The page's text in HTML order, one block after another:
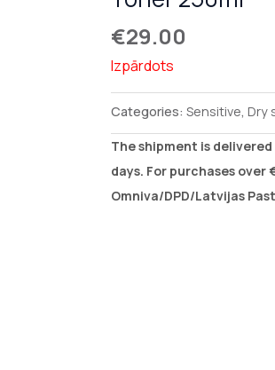
€29.00
Izpārdots
Categories:Sensitive,Dry
The shipment is
days. For purchases over
Omniva/DPD/Latvijas